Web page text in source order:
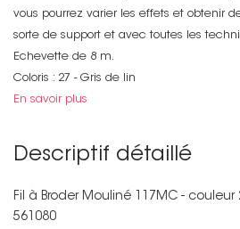
vous pourrez varier les effets et obtenir
sorte de support et avec toutes les
Echevette de 8 m.
Coloris : 27 - Gris de lin
En savoir plus
Descriptif détaillé
Fil à Broder Mouliné 117MC - couleur
561080